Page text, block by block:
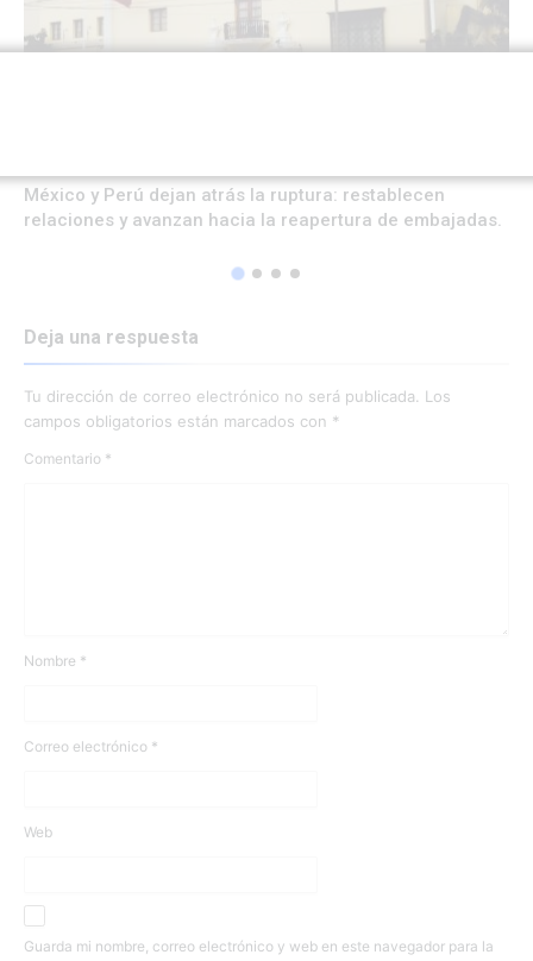
México y Perú dejan atrás la ruptura: restablecen
relaciones y avanzan hacia la reapertura de embajadas.
Deja una respuesta
Tu dirección de correo electrónico no será publicada.
Los
campos obligatorios están marcados con *
Comentario *
Nombre *
Correo electrónico *
Web
Guarda mi nombre, correo electrónico y web en este navegador para la